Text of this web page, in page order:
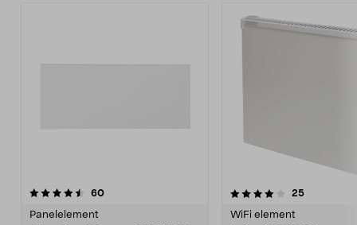
60recensioner
Panelelement
4.0 av 5 stjärnor 25recensioner
WiFi element
4.5 av 5 stjärnor